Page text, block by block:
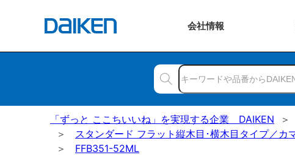
会社情報
「ずっと ここちいいね」を実現する企業 DAIKEN
スタンダード フラット縦木目･横木目タイプ／
FFB351-52ML